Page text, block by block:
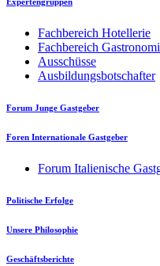
Fachbereich Hotellerie
Fachbereich
Ausschüsse
Ausbildungsbotschafter
Forum Junge Gastgeber
Foren Internationale Gastgeber
Forum Italienische
Politische Erfolge
Unsere Philosophie
Geschäftsberichte